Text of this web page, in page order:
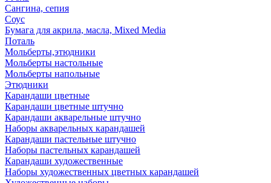
Сангина, сепия
Соус
Бумага для акрила, масла, Mixed Media
Поталь
Мольберты,этюдники
Мольберты настольные
Мольберты напольные
Этюдники
Карандаши цветные
Карандаши цветные штучно
Карандаши акварельные штучно
Наборы акварельных карандашей
Карандаши пастельные штучно
Наборы пастельных карандашей
Карандаши художественные
Наборы художественных цветных карандашей